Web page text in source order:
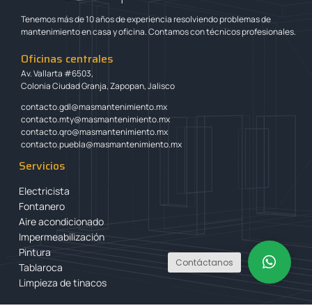
Tenemos más de 10 años de experiencia resolviendo problemas de
mantenimiento en casa y oficina. Contamos con técnicos profesionales.
Oficinas centrales
Av. Vallarta #6503,
Colonia Ciudad Granja, Zapopan, Jalisco
contacto.gdl@masmantenimiento.mx
contacto.mty@masmantenimiento.mx
contacto.qro@masmantenimiento.mx
contacto.puebla@masmantenimiento.mx
Servicios
Electricista
Fontanero
Aire acondicionado
Impermeabilización
Pintura
Tablaroca
Limpieza de tinacos
Contáctanos